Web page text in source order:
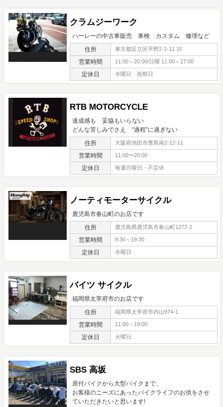
クラムジーワーク
ハーレーの中古車販売 車検 カスタム 修理など
住所 東京都足立区平野2-1-11 1F
営業時間 11:00～20:00/日曜 11:00～17:00
定休日 水曜日 祝祭日
RTB MOTORCYCLE
達成感も 妥協もいらない
どんな苦しみでさえ “過程”に過ぎない
住所 大阪府池田市豊島南2-12-11
営業時間 11:00〜20:00
定休日 毎週月曜日・不定休
ノーティモーターサイクル
鹿児島市春山町のお店です
住所 鹿児島県鹿児島市春山町1277-2
営業時間 9:30～19:30
定休日 水曜日
バイツ サイクル
福岡県太宰府市のお店です
住所 福岡県太宰府市内山974-1
営業時間 11:00～19:00
定休日 火曜日
SBS 高坂
原付バイクから大型バイクまで、
お客様のニーズにあったバイクライフのお供をさせ
ていただきたいと思います!